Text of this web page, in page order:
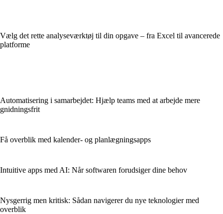
Vælg det rette analyseværktøj til din opgave – fra Excel til avancerede
platforme
Automatisering i samarbejdet: Hjælp teams med at arbejde mere
gnidningsfrit
Få overblik med kalender- og planlægningsapps
Intuitive apps med AI: Når softwaren forudsiger dine behov
Nysgerrig men kritisk: Sådan navigerer du nye teknologier med
overblik